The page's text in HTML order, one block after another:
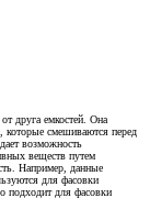
друга емкостей. Она
которые смешиваются перед
возможность
веществ путем
Например, данные
для фасовки
подходит для фасовки